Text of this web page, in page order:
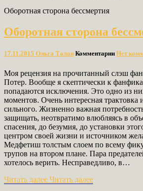
Оборотная сторона бессмертия
Оборотная сторона
17.11.2015 Ольга Талан Комментарии Нет
Моя рецензия на прочитанный слэш
Потер. Вообще я скептически к
попадаются исключения. Это одно из
моментов. Очень интересная трактовка
сильного. Жизненно важная
защищать, неотвратимо влюбляясь в
спасения, до безумия, до установки
центром своей жизни и источником
Медфетиш толстым слоем по всему
трупов на втором плане. Пара
хотелось верить. Несправедливо, в…
Читать далее Читать далее